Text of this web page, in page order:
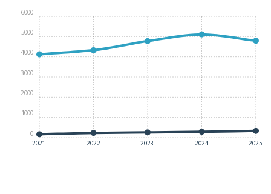
2021 2022 2023 2024 2025
0
1000
2000
3000
4000
5000
6000